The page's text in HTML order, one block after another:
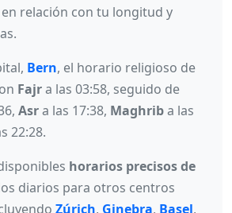
relación con tu longitud y
Bern, el horario religioso de
Fajra las 03:58, seguido de
Asra las 17:38, Maghriba las
22:28.
horarios precisos de
diarios para otros centros
Zúrich, Ginebra, Basel,